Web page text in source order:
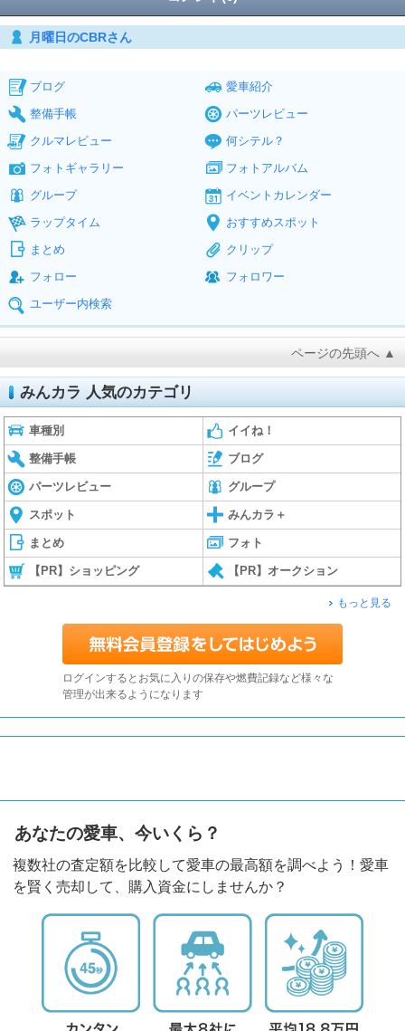
月曜日のCBRさん
ブログ
愛車紹介
整備手帳
パーツレビュー
クルマレビュー
何シテル？
フォトギャラリー
フォトアルバム
グループ
イベントカレンダー
ラップタイム
おすすめスポット
まとめ
クリップ
フォロー
フォロワー
ユーザー内検索
ページの先頭へ ▲
みんカラ 人気のカテゴリ
車種別 イイね！
整備手帳 ブログ
パーツレビュー グループ
スポット みんカラ＋
まとめ フォト
【PR】ショッピング 【PR】オークション
もっと見る
ログインするとお気に入りの保存や燃費記録など様々な
管理が出来るようになります
あなたの愛車、今いくら？
複数社の査定額を比較して愛車の最高額を調べよう！愛車
を賢く売却して、購入資金にしませんか？